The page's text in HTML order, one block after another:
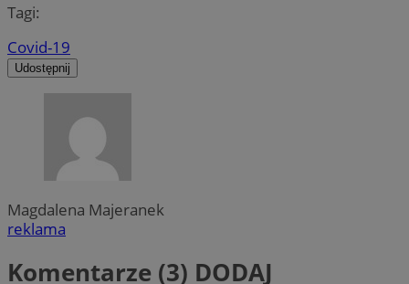
Tagi:
Covid-19
Udostępnij
Magdalena Majeranek
reklama
Komentarze (3) DODAJ